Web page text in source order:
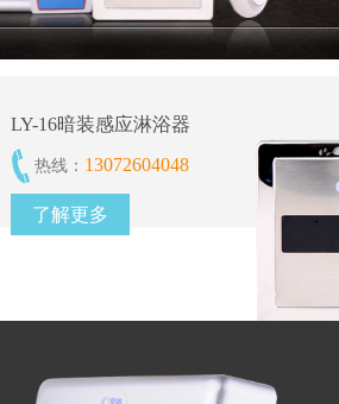
LY-16暗装感应淋浴器
热线： 13072604048
了解更多